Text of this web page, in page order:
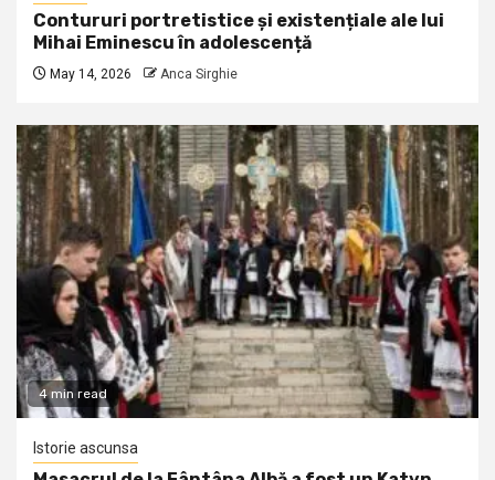
Contururi portretistice și existențiale ale lui
Mihai Eminescu în adolescență
May 14, 2026 Anca Sirghie
4 min read
Istorie ascunsa